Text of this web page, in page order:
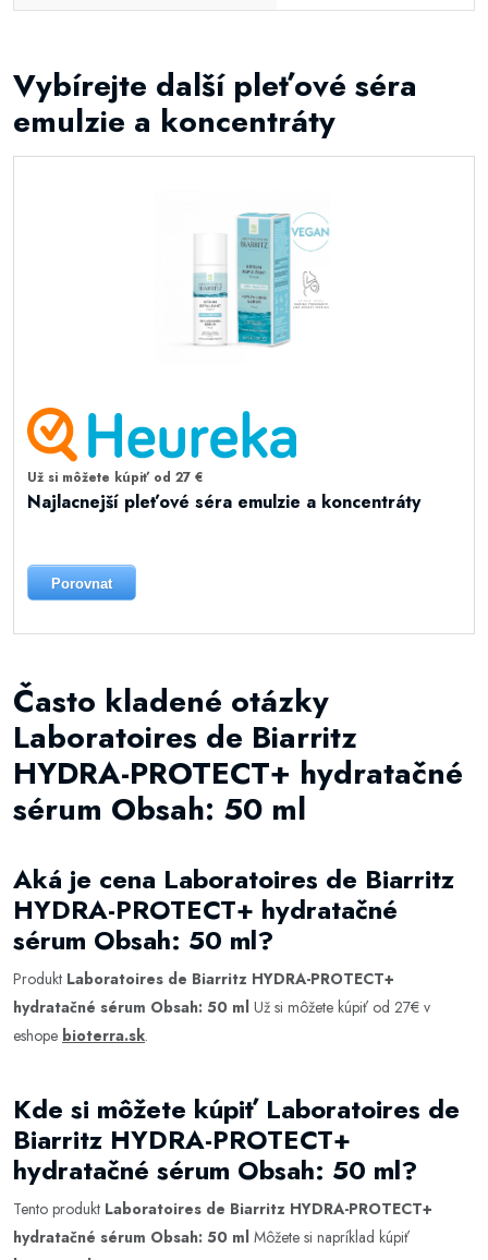
Vybírejte další pleťové séra
emulzie a koncentráty
Už si môžete kúpiť od 27 €
Najlacnejší pleťové séra emulzie a koncentráty
Porovnat
Často kladené otázky
Laboratoires de Biarritz
HYDRA-PROTECT+ hydratačné
sérum Obsah: 50 ml
Aká je cena Laboratoires de Biarritz
HYDRA-PROTECT+ hydratačné
sérum Obsah: 50 ml?
Produkt Laboratoires de Biarritz HYDRA-PROTECT+
hydratačné sérum Obsah: 50 ml Už si môžete kúpiť od 27€ v
eshope bioterra.sk.
Kde si môžete kúpiť Laboratoires de
Biarritz HYDRA-PROTECT+
hydratačné sérum Obsah: 50 ml?
Tento produkt Laboratoires de Biarritz HYDRA-PROTECT+
hydratačné sérum Obsah: 50 ml Môžete si napríklad kúpiť